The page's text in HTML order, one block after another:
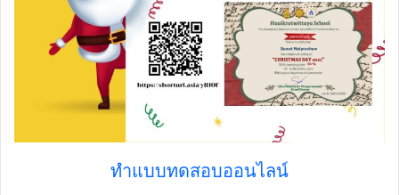
ทำแบบทดสอบออนไลน์